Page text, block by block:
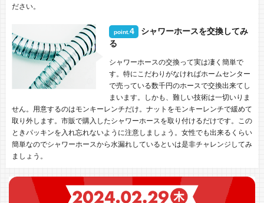
ださい。
point.4
シャワーホースを交換してみ
る
シャワーホースの交換って実は凄く簡単で
す。特にこだわりがなければホームセンター
で売っている数千円のホースで交換出来てし
まいます。しかも、難しい技術は一切いりま
せん。用意するのはモンキーレンチだけ。ナットをモンキーレンチで緩めて
取り外します。市販で購入したシャワーホースを取り付けるだけです。この
ときパッキンを入れ忘れないように注意しましょう。女性でも出来るくらい
簡単なのでシャワーホースから水漏れしているといは是非チャレンジしてみ
ましょう。